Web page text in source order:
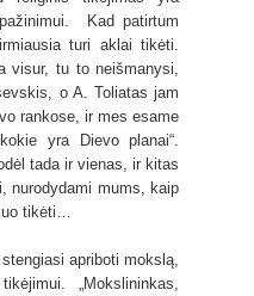
Kad patirtum
turi aklai tikėti.
visur, tu to neišmanysi,
o A. Toliatas jam
rankose, ir mes esame
yra Dievo planai“.
tada ir vienas, ir kitas
nurodydami mums, kaip
tikėti…
apriboti mokslą,
„Mokslininkas,